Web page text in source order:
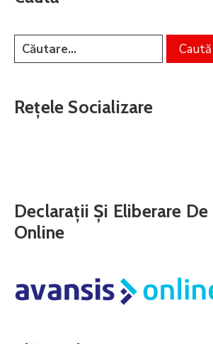
Rețele Socializare
Declarații Și Eliberare
Online